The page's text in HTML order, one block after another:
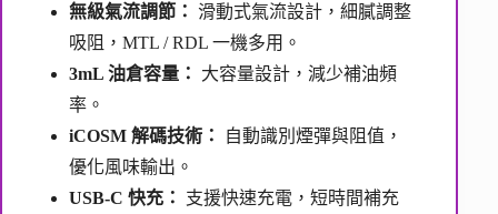
無級氣流調節： 滑動式氣流設計，細膩調整
吸阻，MTL / RDL 一機多用。
3mL 油倉容量：
大容量設計，減少補油頻
率。
iCOSM 解碼技術：
自動識別煙彈與阻值，
優化風味輸出。
USB-C 快充：
支援快速充電，短時間補充